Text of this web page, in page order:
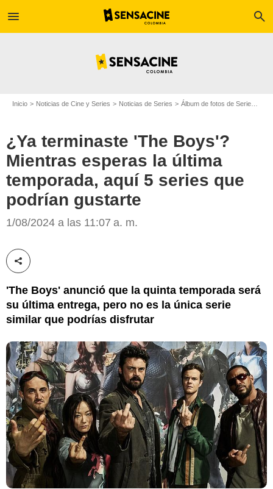
menu search
Inicio Noticias de Cine y Series Noticias de Series Álbum de fotos de Serie
¿Ya terminaste 'The Boys'?
Mientras esperas la última
temporada, aquí 5 series que
podrían gustarte
1/08/2024 a las 11:07 a. m.
Compartir esta noticia
'The Boys' anunció que la quinta temporada será
su última entrega, pero no es la única serie
similar que podrías disfrutar
Prime Video